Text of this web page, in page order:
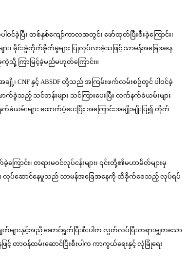
ပြီး တစ်နှစ်ကျော်ကာလအတွင်း ဖော်ထုတ်ပြီးစီးခဲ့ကြောင်း၊
၊ မိုင်းခွဲတိုက်ခိုက်မှုများ ပြုလုပ်လာခဲ့သဖြင့် သာမန်အခြေအနေ
ကဲ့သို့ ကြာမြင့်ခဲ့မည်မဟုတ်ကြောင်း။
၊ CNF နှင့် ABSDF တို့သည် အကြမ်းဖက်လမ်းစဉ်တွင် ပါဝင်ခဲ့
သည့် သင်တန်းများ သင်ကြားပေးပြီး လက်နက်ခဲယမ်းများ
မ်းများ ထောက်ပံ့ပေးပြီး အကြောင်းအမျိုးမျိုးပြ၍ တိုက်
ာင်း၊ တရားမဝင်လုပ်ငန်းများ၊ ၎င်းတို့၏မဟာမိတ်များမှ
ျား လုပ်ဆောင်နေမှုသည် သာမန်အခြေအနေကို ထိခိုက်စေသည့် လုပ်ရပ်
က်များနှင့်အညီ ဆောင်ရွက်ပြီးစီးပါက လွတ်လပ်ပြီးတရားမျှတသော
ာဝန်ထမ်းဆောင်ပြီးစီးပါက ကာကွယ်ရေးနှင့် လုံခြုံရေး